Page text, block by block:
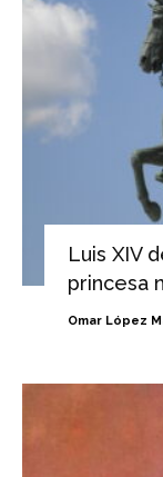
Luis XIV
princesa
Omar López